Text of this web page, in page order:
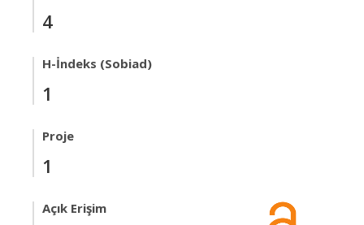
4
H-İndeks (Sobiad)
1
Proje
1
Açık Erişim